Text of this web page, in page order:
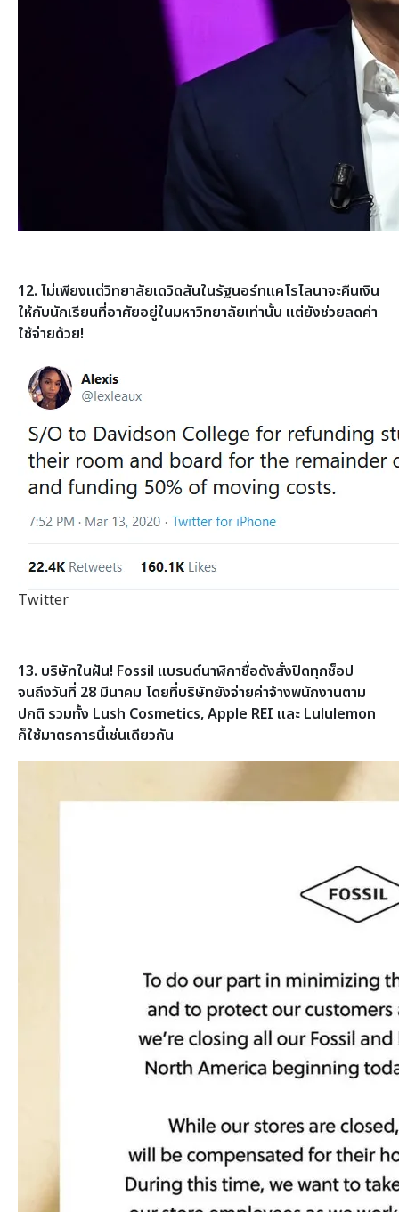
12. ไม่เพียงแต่วิทยาลัยเดวิดสันในรัฐนอร์ทแคโรไลนาจะคืนเงิน
ให้กับนักเรียนที่อาศัยอยู่ในมหาวิทยาลัยเท่านั้น แต่ยังช่วยลดค่า
ใช้จ่ายด้วย!
Twitter
13. บริษัทในฝัน! Fossil แบรนด์นาฬิกาชื่อดังสั่งปิดทุกช็อป
จนถึงวันที่ 28 มีนาคม โดยที่บริษัทยังจ่ายค่าจ้างพนักงานตาม
ปกติ รวมทั้ง Lush Cosmetics, Apple REI และ Lululemon
ก็ใช้มาตรการนี้เช่นเดียวกัน